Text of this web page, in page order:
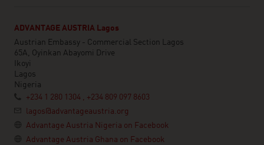
ADVANTAGE AUSTRIA Lagos
Austrian Embassy - Commercial Section Lagos
65A, Oyinkan Abayomi Drive
Ikoyi
Lagos
Nigeria
+234 1 280 1304 , +234 809 097 8603
lagos@advantageaustria.org
Advantage Austria Nigeria on Facebook
Advantage Austria Ghana on Facebook